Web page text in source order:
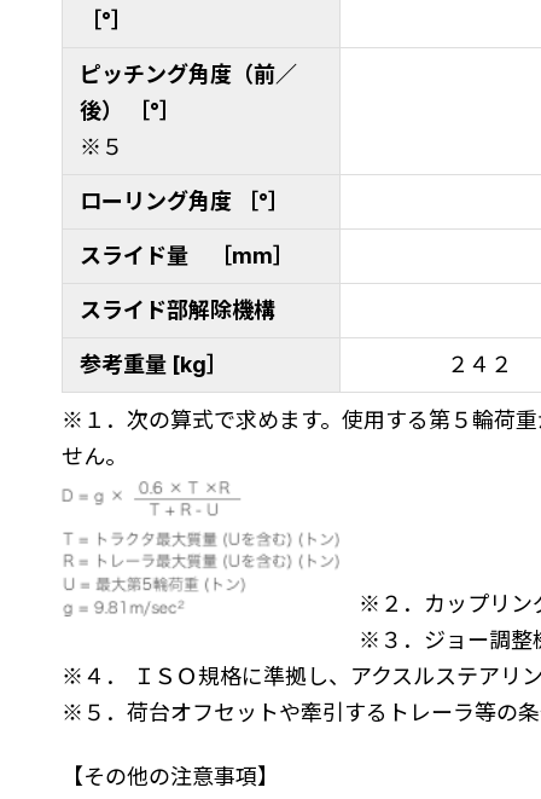
［°］
ピッチング角度（前／
後） ［°］
※５
ローリング角度 ［°］
スライド量 ［mm］
スライド部解除機構
参考重量 [kg］ ２４２
※１．次の算式で求めます。使用する第５輪荷
せん。
※２．カップリ
※３．ジョー調整
※４． ＩＳＯ規格に準拠し、アクスルステアリ
※５．荷台オフセットや牽引するトレーラ等の
【その他の注意事項】